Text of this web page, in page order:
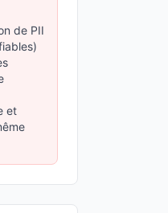
de PII
et